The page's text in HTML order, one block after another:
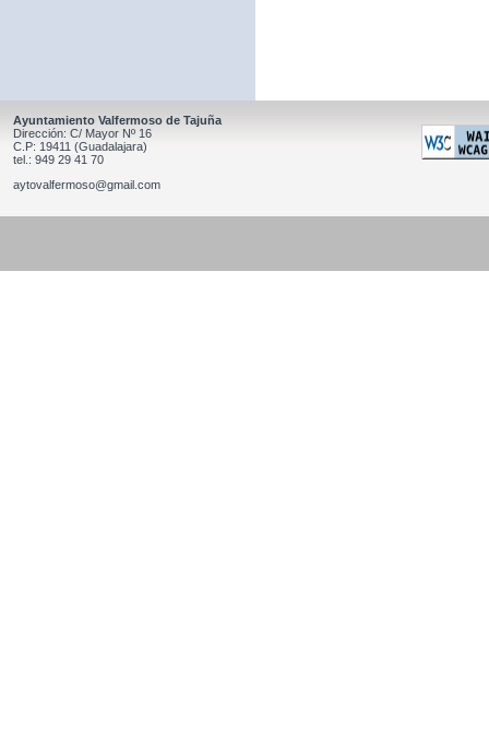
Ayuntamiento Valfermoso de Tajuña
Dirección: C/ Mayor Nº 16
C.P: 19411 (Guadalajara)
tel.: 949 29 41 70
aytovalfermoso@gmail.com